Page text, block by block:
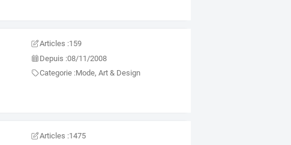
Articles :159
Depuis :08/11/2008
Categorie :Mode, Art & Design
Articles :1475